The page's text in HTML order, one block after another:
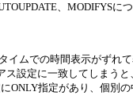
、MODIFYSに
ムでの時間表示がずれ
設定に一致してしまう
ONLY指定があり、個別